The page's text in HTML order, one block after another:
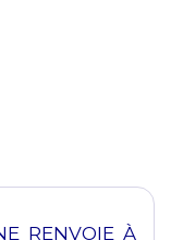
RENVOIE À